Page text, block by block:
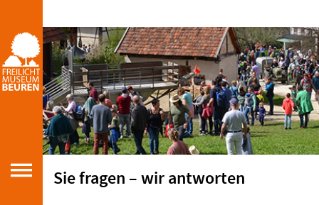
Sie fragen – wir antworten